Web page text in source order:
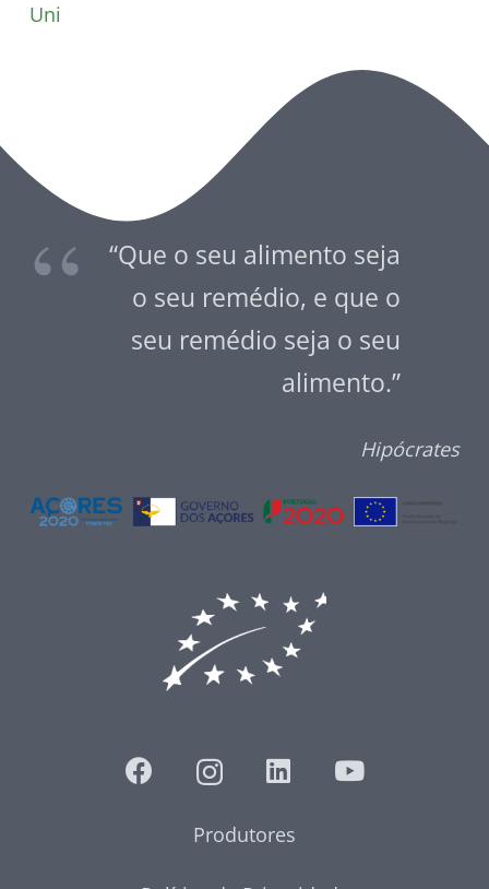
Uni
“Que o seu alimento seja
o seu remédio, e que o
seu remédio seja o seu
alimento.”
Hipócrates
Produtores